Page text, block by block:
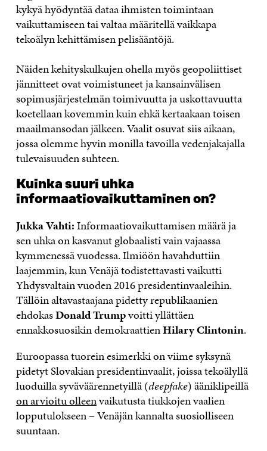
kykyä hyödyntää dataa ihmisten toimintaan
vaikuttamiseen tai valtaa määritellä vaikkapa
tekoälyn kehittämisen pelisääntöjä.
Näiden kehityskulkujen ohella myös geopoliittiset
jännitteet ovat voimistuneet ja kansainvälisen
sopimusjärjestelmän toimivuutta ja uskottavuutta
koetellaan kovemmin kuin ehkä kertaakaan toisen
maailmansodan jälkeen. Vaalit osuvat siis aikaan,
jossa olemme hyvin monilla tavoilla vedenjakajalla
tulevaisuuden suhteen.
Kuinka suuri uhka
informaatiovaikuttaminen on?
Jukka Vahti:Informaatiovaikuttamisen määrä ja
sen uhka on kasvanut globaalisti vain vajaassa
kymmenessä vuodessa. Ilmiöön havahduttiin
laajemmin, kun Venäjä todistettavasti vaikutti
Yhdysvaltain vuoden 2016 presidentinvaaleihin.
Tällöin altavastaajana pidetty republikaanien
ehdokasDonald Trumpvoitti yllättäen
ennakkosuosikin demokraattienHilary Clintonin.
Euroopassa tuorein esimerkki on viime syksynä
pidetyt Slovakian presidentinvaalit, joissa tekoälyllä
luoduilla syväväärennetyillä (deepfake) ääniklipeillä
on arvioitu olleenvaikutusta tiukkojen vaalien
lopputulokseen – Venäjän kannalta suosiolliseen
suuntaan.